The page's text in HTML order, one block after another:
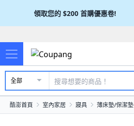
領取您的 $200 首購優惠卷!
全部
酷澎首頁 室內家居 寢具 薄床墊/保潔墊